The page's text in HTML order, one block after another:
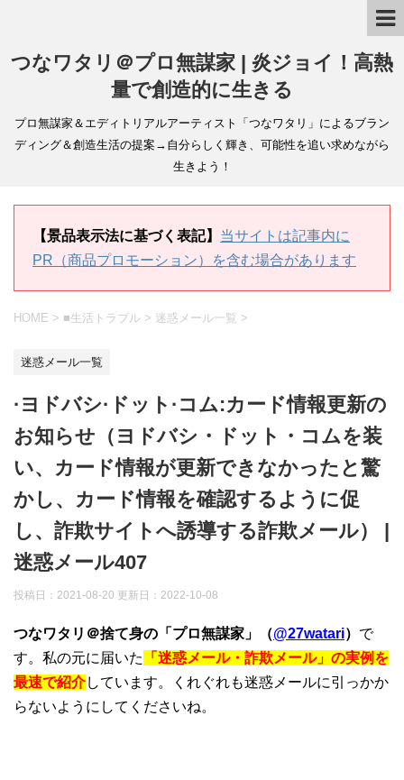
つなワタリ＠プロ無謀家 | 炎ジョイ！高熱
量で創造的に生きる
プロ無謀家＆エディトリアルアーティスト「つなワタリ」によるブラン
ディング＆創造生活の提案→自分らしく輝き、可能性を追い求めながら
生きよう！
【景品表示法に基づく表記】 当サイトは記事内に
PR（商品プロモーション）を含む場合があります
HOME > ■生活トラブル > 迷惑メール一覧 >
迷惑メール一覧
·ヨドバシ·ドット·コム:カード情報更新の
お知らせ（ヨドバシ・ドット・コムを装
い、カード情報が更新できなかったと驚
かし、カード情報を確認するように促
し、詐欺サイトへ誘導する詐欺メール） |
迷惑メール407
投稿日：2021-08-20 更新日： 2022-10-08
つなワタリ＠捨て身の「プロ無謀家」（@27watari） で
す。私の元に届いた
「迷惑メール・詐欺メール」の実例を
最速で紹介しています。くれぐれも迷惑メールに引っかか
らないようにしてくださいね。